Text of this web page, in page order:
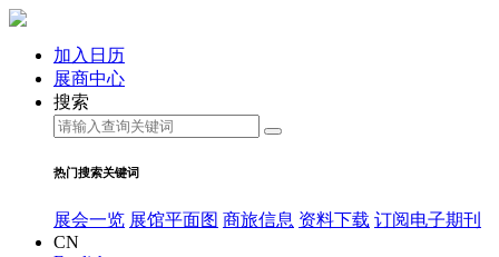
加入日历
展商中心
搜索
热门搜索关键词
展会一览 展馆平面图 商旅信息 资料下载 订阅电子期刊
CN